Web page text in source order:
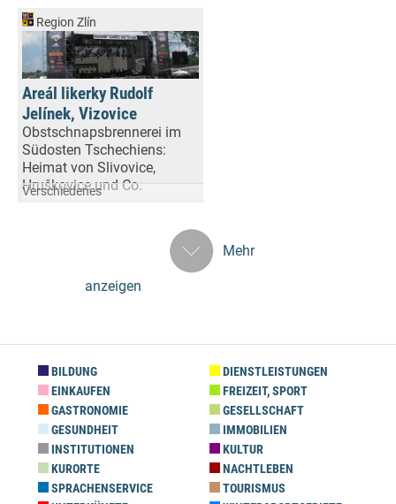
Region Zlín
Areál likerky Rudolf
Jelínek, Vizovice
Obstschnapsbrennerei im
Südosten Tschechiens:
Heimat von Slivovice,
Hruškovice und Co.
Verschiedenes
Mehr
anzeigen
BILDUNG
DIENSTLEISTUNGEN
EINKAUFEN
FREIZEIT, SPORT
GASTRONOMIE
GESELLSCHAFT
GESUNDHEIT
IMMOBILIEN
INSTITUTIONEN
KULTUR
KURORTE
NACHTLEBEN
SPRACHENSERVICE
TOURISMUS